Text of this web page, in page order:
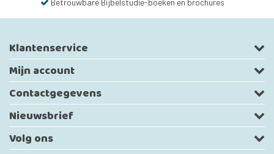
Klantenservice
Mijn account
Contactgegevens
Nieuwsbrief
Volg ons